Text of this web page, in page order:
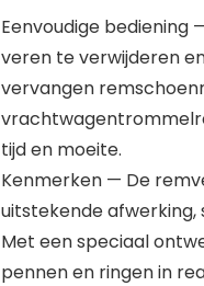
Eenvoudige
veren te verwijderen
vervangen
tijd en moeite.
Kenmerken — De
uitstekende
Met een speciaal
pennen en ringen in